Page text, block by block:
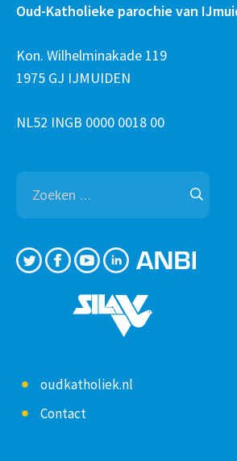
Oud-Katholieke parochie van
Kon. Wilhelminakade 119
1975 GJ IJMUIDEN
NL52 INGB 0000 0018 00
Zoeken
naar:
oudkatholiek.nl
Contact